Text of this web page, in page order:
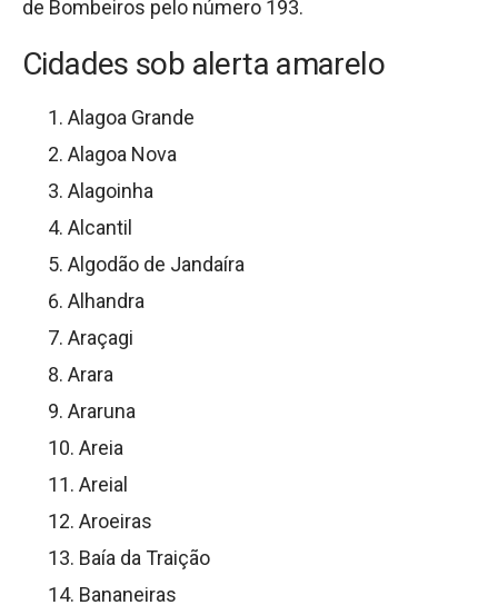
de Bombeiros pelo número 193.
Cidades sob alerta amarelo
Alagoa Grande
Alagoa Nova
Alagoinha
Alcantil
Algodão de Jandaíra
Alhandra
Araçagi
Arara
Araruna
Areia
Areial
Aroeiras
Baía da Traição
Bananeiras